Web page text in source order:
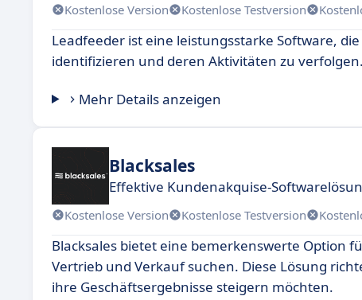
Kostenlose Version Kostenlose Testversion
Leadfeeder ist eine leistungsstarke Software,
identifizieren und deren Aktivitäten zu verfolgen.
Mehr Details anzeigen
Blacksales
Effektive Kundenakquise-
Kostenlose Version Kostenlose Testversion
Blacksales bietet eine bemerkenswerte Option
Vertrieb und Verkauf suchen. Diese Lösung
ihre Geschäftsergebnisse steigern möchten.